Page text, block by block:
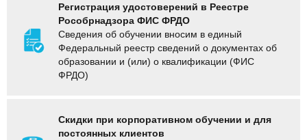
Регистрация удостоверений в Реестре
Рособрнадзора ФИС ФРДО
Сведения об обучении вносим в единый
Федеральный реестр сведений о документах об
образовании и (или) о квалификации (ФИС
ФРДО)
Скидки при корпоративном обучении и для
постоянных клиентов